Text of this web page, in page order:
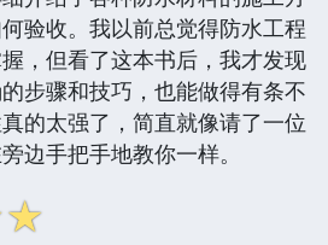
验收。我以前总觉得防水工程
，但看了这本书后，我才发现
步骤和技巧，也能做得有条不
的太强了，简直就像请了一位
边手把手地教你一样。
☆